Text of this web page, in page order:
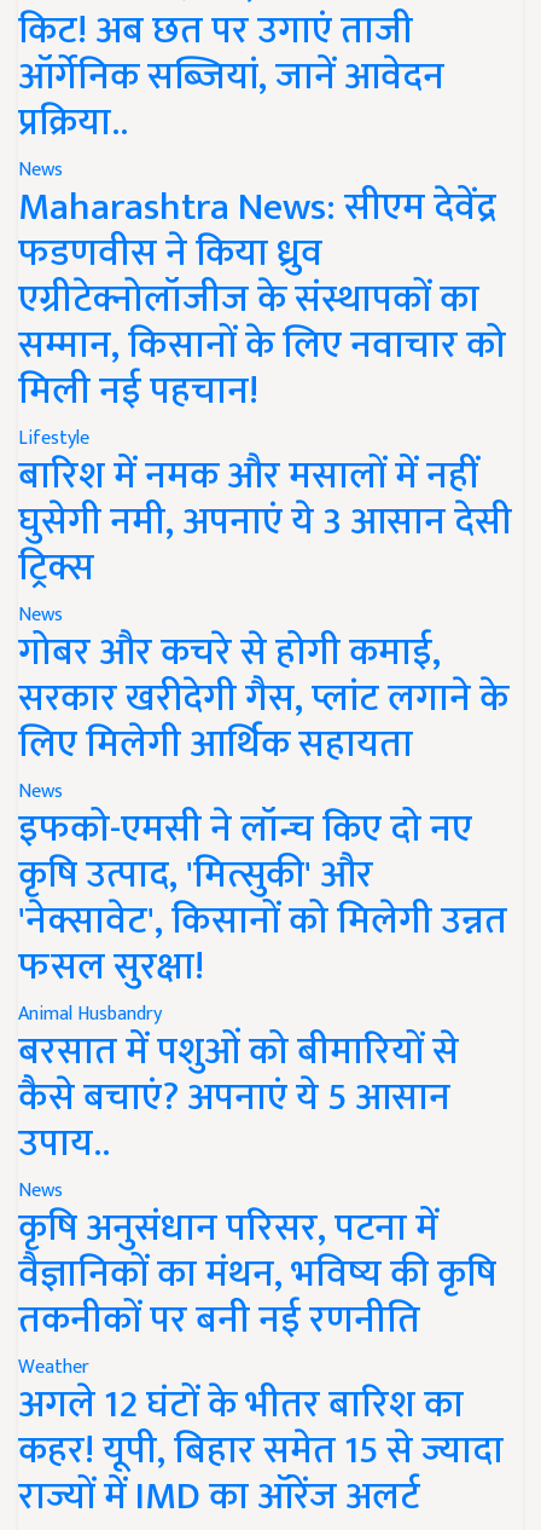
किट! अब छत पर उगाएं ताजी
ऑर्गेनिक सब्जियां, जानें आवेदन
प्रक्रिया..
News
Maharashtra News: सीएम देवेंद्र
फडणवीस ने किया ध्रुव
एग्रीटेक्नोलॉजीज के संस्थापकों का
सम्मान, किसानों के लिए नवाचार को
मिली नई पहचान!
Lifestyle
बारिश में नमक और मसालों में नहीं
घुसेगी नमी, अपनाएं ये 3 आसान देसी
ट्रिक्स
News
गोबर और कचरे से होगी कमाई,
सरकार खरीदेगी गैस, प्लांट लगाने के
लिए मिलेगी आर्थिक सहायता
News
इफको-एमसी ने लॉन्च किए दो नए
कृषि उत्पाद, 'मित्सुकी' और
'नेक्सावेट', किसानों को मिलेगी उन्नत
फसल सुरक्षा!
Animal Husbandry
बरसात में पशुओं को बीमारियों से
कैसे बचाएं? अपनाएं ये 5 आसान
उपाय..
News
कृषि अनुसंधान परिसर, पटना में
वैज्ञानिकों का मंथन, भविष्य की कृषि
तकनीकों पर बनी नई रणनीति
Weather
अगले 12 घंटों के भीतर बारिश का
कहर! यूपी, बिहार समेत 15 से ज्यादा
राज्यों में IMD का ऑरेंज अलर्ट